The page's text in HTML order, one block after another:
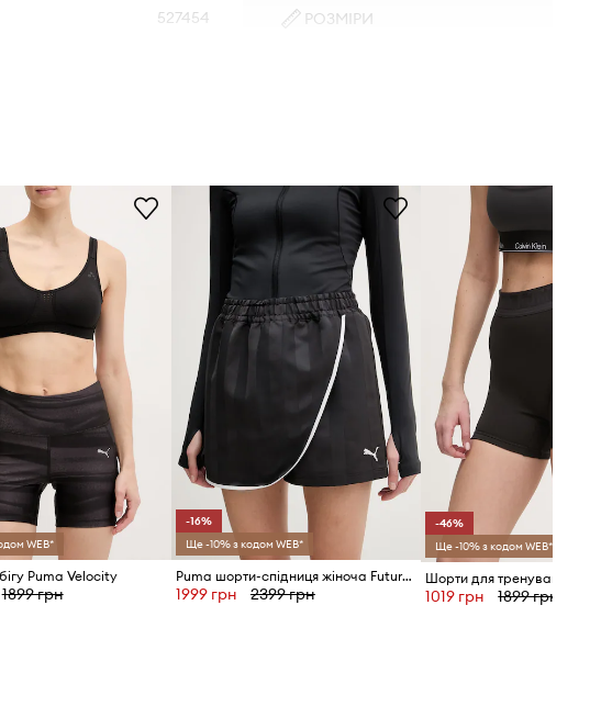
527454 РОЗМІРИ
Ми рекомендуємо вибирати той
розмір, який Ви зазвичай носите.
Розмірна сітка
WEB*
Puma Velocity
1899 грн
-16%
Ще -10% з кодом WEB*
Puma шорти-спідниця жіноча Future Puma Archive
1999 грн 2399 грн
-46%
Ще -10% з кодом WEB*
Шорти для тренувань
1019 грн 1899 грн